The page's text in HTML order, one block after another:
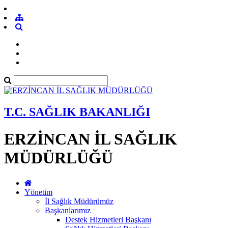
T.C. SAĞLIK BAKANLIĞI
ERZİNCAN İL SAĞLIK
MÜDÜRLÜĞÜ
Yönetim
İl Sağlık Müdürümüz
Başkanlarımız
Destek Hizmetleri Başkanı